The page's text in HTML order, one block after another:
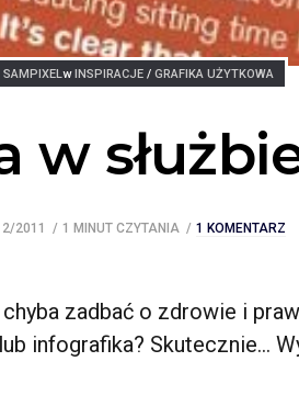
SAMPIXELPosted
w INSPIRACJE / GRAFIKA UŻYTKOWA
w
2011 1 MINUT CZYTANIA 1 KOMENTARZ
zadbać o zdrowie i
infografika? Skutecznie…